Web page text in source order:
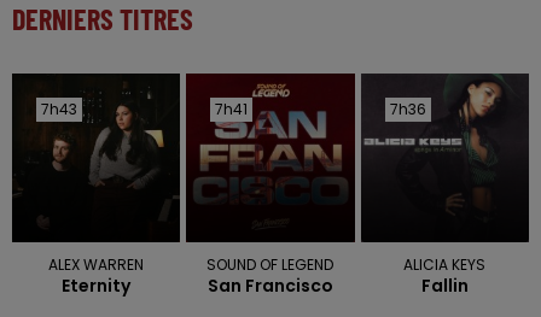
DERNIERS TITRES
7h43
7h43
ALEX WARREN
Eternity
7h41
7h41
SOUND OF LEGEND
San Francisco
7h36
7h36
ALICIA KEYS
Fallin